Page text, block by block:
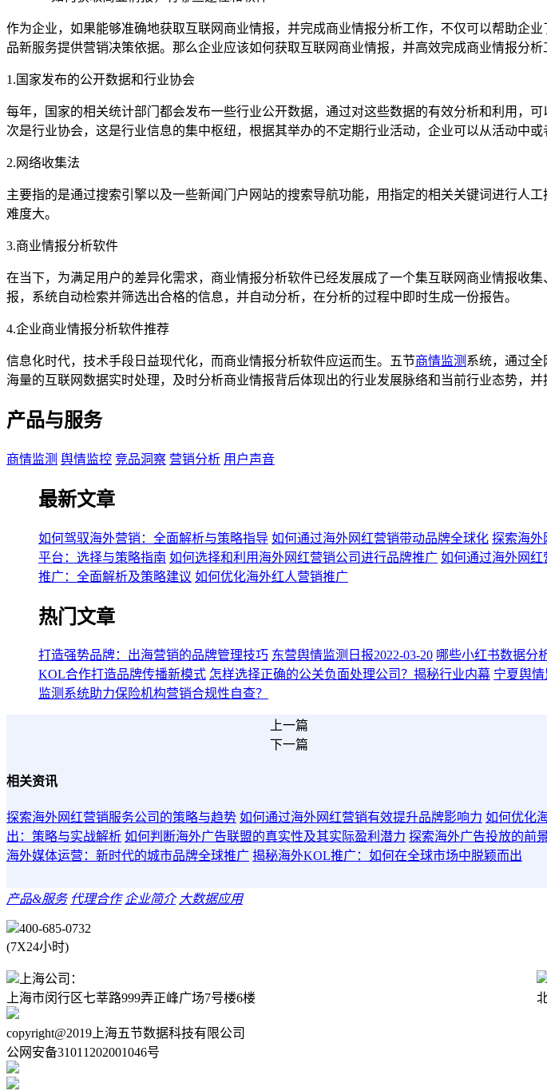
作为企业，如果能够准确地获取互联网商业情报，并完成商业情报分析工作，不仅可以帮助企
品新服务提供营销决策依据。那么企业应该如何获取互联网商业情报，并高效完成商业情报分析
1.国家发布的公开数据和行业协会
每年，国家的相关统计部门都会发布一些行业公开数据，通过对这些数据的有效分析和利用，
次是行业协会，这是行业信息的集中枢纽，根据其举办的不定期行业活动，企业可以从活动中
2.网络收集法
主要指的是通过搜索引擎以及一些新闻门户网站的搜索导航功能，用指定的相关关键词进行人
难度大。
3.商业情报分析软件
在当下，为满足用户的差异化需求，商业情报分析软件已经发展成了一个集互联网商业情报收
报，系统自动检索并筛选出合格的信息，并自动分析，在分析的过程中即时生成一份报告。
4.企业商业情报分析软件推荐
信息化时代，技术手段日益现代化，而商业情报分析软件应运而生。五节商情监测 系统，通过
海量的互联网数据实时处理，及时分析商业情报背后体现出的行业发展脉络和当前行业态势，
产品与服务
商情监测 舆情监控 竞品洞察 营销分析 用户声音
最新文章
如何驾驭海外营销：全面解析与策略指导 如何通过海外网红营销带动品牌全球化 探索海外
平台：选择与策略指南 如何选择和利用海外网红营销公司进行品牌推广 如何通过海外网
推广：全面解析及策略建议 如何优化海外红人营销推广
热门文章
打造强势品牌：出海营销的品牌管理技巧 东营舆情监测日报2022-03-20 哪些小红书数据分
KOL合作打造品牌传播新模式 怎样选择正确的公关负面处理公司？揭秘行业内幕 宁夏舆情
监测系统助力保险机构营销合规性自查？
上一篇
下一篇
相关资讯
探索海外网红营销服务公司的策略与趋势 如何通过海外网红营销有效提升品牌影响力 如何优化
出：策略与实战解析 如何判断海外广告联盟的真实性及其实际盈利潜力 探索海外广告投放的前
海外媒体运营：新时代的城市品牌全球推广 揭秘海外KOL推广：如何在全球市场中脱颖而出
产品&服务 代理合作 企业简介 大数据应用
400-685-0732
(7X24小时)
上海公司：
上海市闵行区七莘路999弄正峰广场7号楼6楼
copyright@2019上海五节数据科技有限公司
公网安备31011202001046号